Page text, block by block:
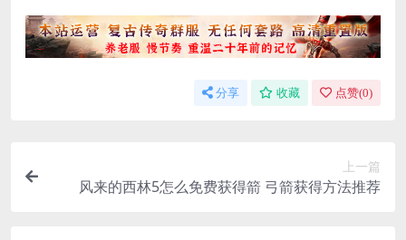
分享 收藏 点赞(0)
上一篇
风来的西林5怎么免费获得箭 弓箭获得方法推荐